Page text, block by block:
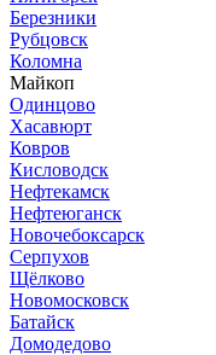
Березники
Рубцовск
Коломна
Майкоп
Одинцово
Хасавюрт
Ковров
Кисловодск
Нефтекамск
Нефтеюганск
Новочебоксарск
Серпухов
Щёлково
Новомосковск
Батайск
Домодедово